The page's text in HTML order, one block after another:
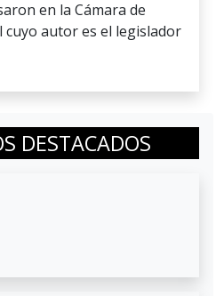
en la Cámara de
autor es el legislador
DESTACADOS